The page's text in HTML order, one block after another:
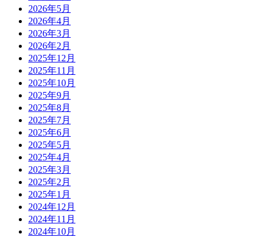
2026年5月
2026年4月
2026年3月
2026年2月
2025年12月
2025年11月
2025年10月
2025年9月
2025年8月
2025年7月
2025年6月
2025年5月
2025年4月
2025年3月
2025年2月
2025年1月
2024年12月
2024年11月
2024年10月